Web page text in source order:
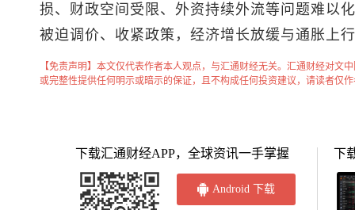
损、财政空间受限、外资持续外流等问题难以
被迫调价、收紧政策，经济增长放缓与通胀上
【免责声明】本文仅代表作者本人观点，与汇通财经无关。汇通财经对文
或完整性提供任何明示或暗示的保证，且不构成任何投资建议，请读者仅
下载汇通财经APP，全球资讯一手掌握
Android 下载
下